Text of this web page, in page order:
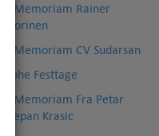
In Memoriam Rainer
Vuorinen
In Memoriam CV Sudarsan
Frohe Festtage
In Memoriam Fra Petar
Stjepan Krasic